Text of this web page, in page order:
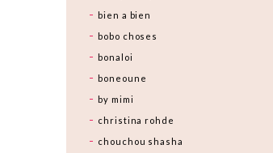
bien a bien
bobo choses
bonaloi
boneoune
by mimi
christina rohde
chouchou shasha